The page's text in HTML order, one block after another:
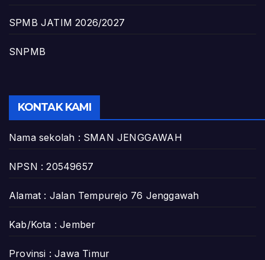
SPMB JATIM 2026/2027
SNPMB
KONTAK KAMI
Nama sekolah : SMAN JENGGAWAH
NPSN : 20549657
Alamat : Jalan Tempurejo 76 Jenggawah
Kab/Kota : Jember
Provinsi : Jawa Timur